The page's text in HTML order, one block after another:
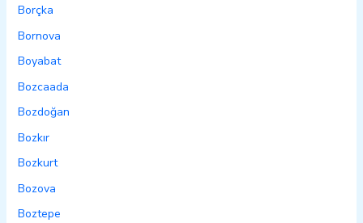
Borçka
Bornova
Boyabat
Bozcaada
Bozdoğan
Bozkır
Bozkurt
Bozova
Boztepe